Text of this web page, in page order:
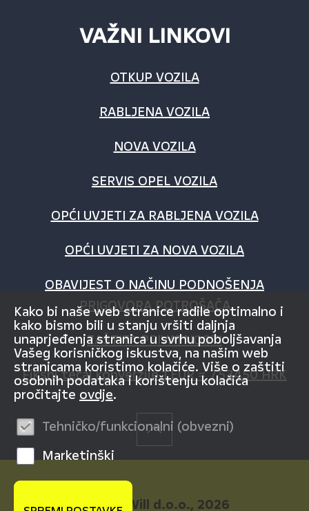
VAŽNI LINKOVI
OTKUP VOZILA
RABLJENA VOZILA
NOVA VOZILA
SERVIS OPEL VOZILA
OPĆI UVJETI ZA RABLJENA VOZILA
OPĆI UVJETI ZA NOVA VOZILA
OBAVIJEST O NAČINU PODNOŠENJA
PRIGOVORA POTROŠAČA
ZAŠTITA PRIVATNOSTI
Fiksni tečaj konverzije 1 EUR = 7,53450 HRK
© AutoWill d.o.o., 2026
Kako bi naše web stranice radile optimalno i
kako bismo bili u stanju vršiti daljnja
unaprjeđenja stranica u svrhu poboljšavanja
Vašeg korisničkog iskustva, na našim web
stranicama koristimo kolačiće. Više o zaštiti
osobnih podataka i korištenju kolačića
pročitajte ovdje.
Tehničko/funkcionalni (obvezni)
Marketinški